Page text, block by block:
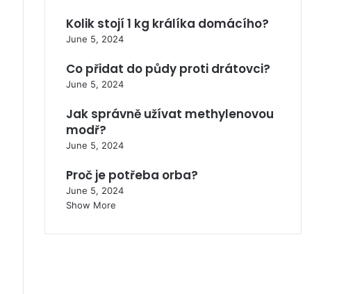
Kolik stojí 1 kg králíka domácího?
June 5, 2024
Co přidat do půdy proti drátovci?
June 5, 2024
Jak správně užívat methylenovou
modř?
June 5, 2024
Proč je potřeba orba?
June 5, 2024
Show More